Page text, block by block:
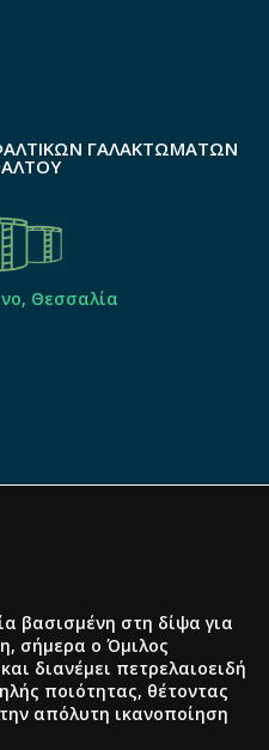
ΓΑΛΑΚΤΩΜΑΤΩΝ
Θεσσαλία
βασισμένη στη δίψα για
σήμερα ο Όμιλος
διανέμει πετρελαιοειδή
ποιότητας, θέτοντας
απόλυτη ικανοποίηση